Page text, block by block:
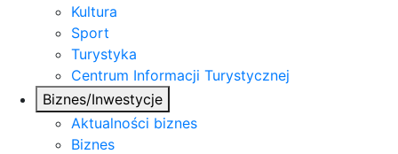
Kultura
Sport
Turystyka
Centrum Informacji Turystycznej
Biznes/Inwestycje
Aktualności biznes
Biznes